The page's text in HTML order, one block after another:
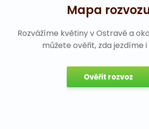
Mapa
Rozvážíme květiny v Ostravě a
můžete ověřit, zda jezdíme i
Ověřit rozvoz